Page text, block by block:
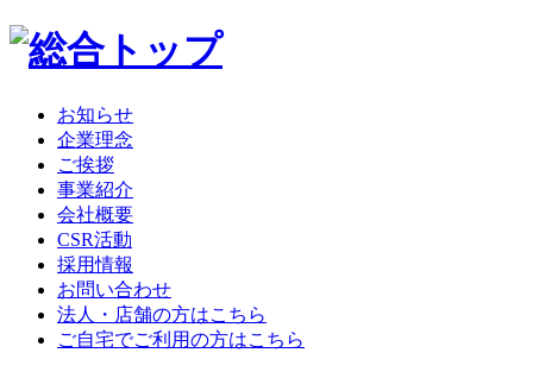
お知らせ
企業理念
ご挨拶
事業紹介
会社概要
CSR活動
採用情報
お問い合わせ
法人・店舗の方はこちら
ご自宅でご利用の方はこちら